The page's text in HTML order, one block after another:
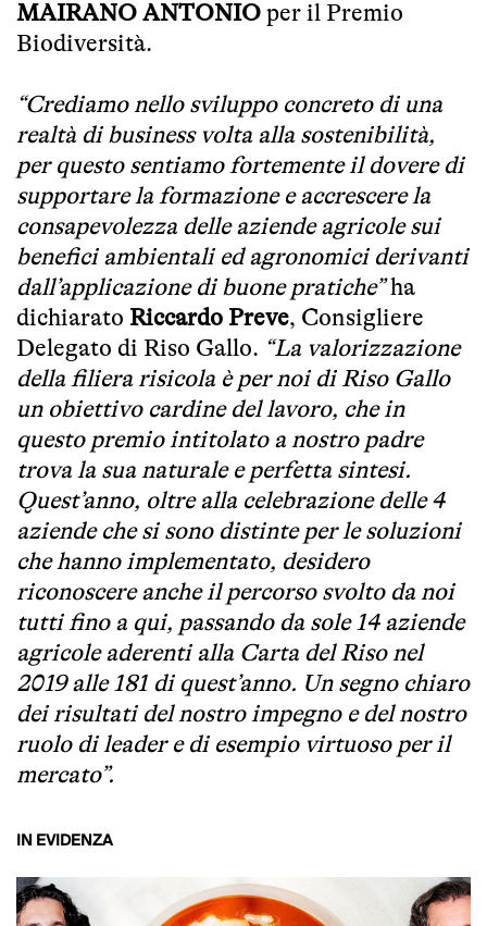
MAIRANO ANTONIO per il Premio
Biodiversità.
“Crediamo nello sviluppo concreto di una
realtà di business volta alla sostenibilità,
per questo sentiamo fortemente il dovere di
supportare la formazione e accrescere la
consapevolezza delle aziende agricole sui
benefici ambientali ed agronomici derivanti
dall’applicazione di buone pratiche”ha
dichiarato Riccardo Preve, Consigliere
Delegato di Riso Gallo. “La valorizzazione
della filiera risicola è per noi di Riso Gallo
un obiettivo cardine del lavoro, che in
questo premio intitolato a nostro padre
trova la sua naturale e perfetta sintesi.
Quest’anno, oltre alla celebrazione delle 4
aziende che si sono distinte per le soluzioni
che hanno implementato, desidero
riconoscere anche il percorso svolto da noi
tutti fino a qui, passando da sole 14 aziende
agricole aderenti alla Carta del Riso nel
2019 alle 181 di quest’anno. Un segno chiaro
dei risultati del nostro impegno e del nostro
ruolo di leader e di esempio virtuoso per il
mercato”.
IN EVIDENZA